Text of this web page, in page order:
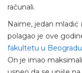
računali.
Naime, jedan
polagao je ove
fakultetu u
On je imao